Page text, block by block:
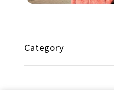
Category